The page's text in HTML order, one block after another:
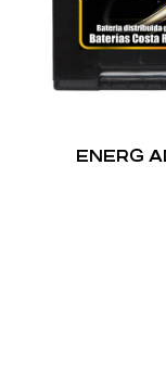
ENERG